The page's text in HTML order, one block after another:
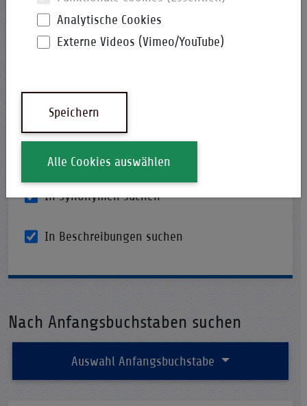
Abkürzungen
Emoticons
Begriffe
In Synonymen suchen
In Beschreibungen suchen
Nach Anfangsbuchstaben suchen
Auswahl Anfangsbuchstabe
Analytische Cookies
Externe Videos (Vimeo/YouTube)
Speichern
Alle Cookies auswählen